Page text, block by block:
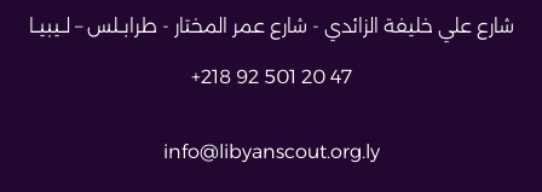
شارع علي خليفة الزائدي - شارع عمر المختار - طرابــلس – لــيبيــا
+218 92 501 20 47
info@libyanscout.org.ly